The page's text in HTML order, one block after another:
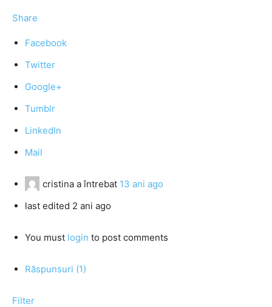
Share
Facebook
Twitter
Google+
Tumblr
LinkedIn
Mail
cristina a întrebat 13 ani ago
last edited 2 ani ago
You must login to post comments
Răspunsuri (1)
Filter